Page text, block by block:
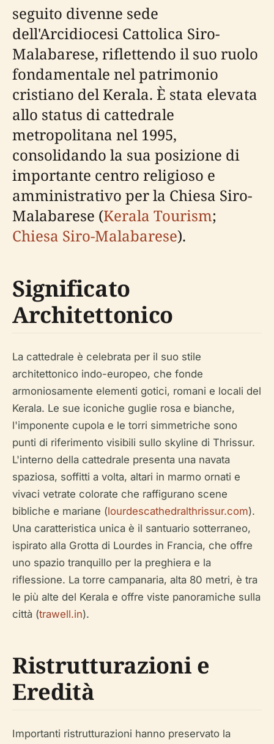
seguito divenne sede
dell'Arcidiocesi Cattolica Siro-
Malabarese, riflettendo il suo ruolo
fondamentale nel patrimonio
cristiano del Kerala. È stata elevata
allo status di cattedrale
metropolitana nel 1995,
consolidando la sua posizione di
importante centro religioso e
amministrativo per la Chiesa Siro-
Malabarese (Kerala Tourism;
Chiesa Siro-Malabarese).
Significato
Architettonico
La cattedrale è celebrata per il suo stile
architettonico indo-europeo, che fonde
armoniosamente elementi gotici, romani e locali del
Kerala. Le sue iconiche guglie rosa e bianche,
l'imponente cupola e le torri simmetriche sono
punti di riferimento visibili sullo skyline di Thrissur.
L'interno della cattedrale presenta una navata
spaziosa, soffitti a volta, altari in marmo ornati e
vivaci vetrate colorate che raffigurano scene
bibliche e mariane (lourdescathedralthrissur.com).
Una caratteristica unica è il santuario sotterraneo,
ispirato alla Grotta di Lourdes in Francia, che offre
uno spazio tranquillo per la preghiera e la
riflessione. La torre campanaria, alta 80 metri, è tra
le più alte del Kerala e offre viste panoramiche sulla
città (trawell.in).
Ristrutturazioni e
Eredità
Importanti ristrutturazioni hanno preservato la